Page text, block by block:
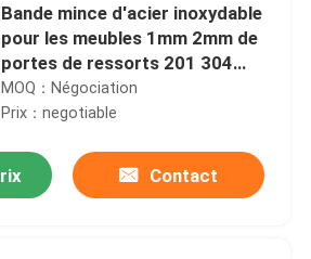
Bande mince d'acier inoxydable
pour les meubles 1mm 2mm de
portes de ressorts 201 304
304L 316 410 430
MOQ：Négociation
Prix：negotiable
Contact